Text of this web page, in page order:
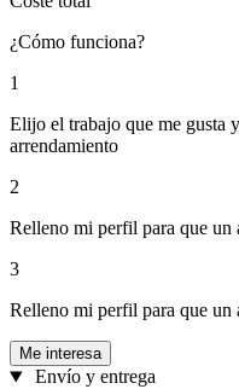
¿Cómo funciona?
1
Elijo el trabajo que me gusta
arrendamiento
2
Relleno mi perfil para que un
3
Relleno mi perfil para que un
Me interesa
Envío y entrega